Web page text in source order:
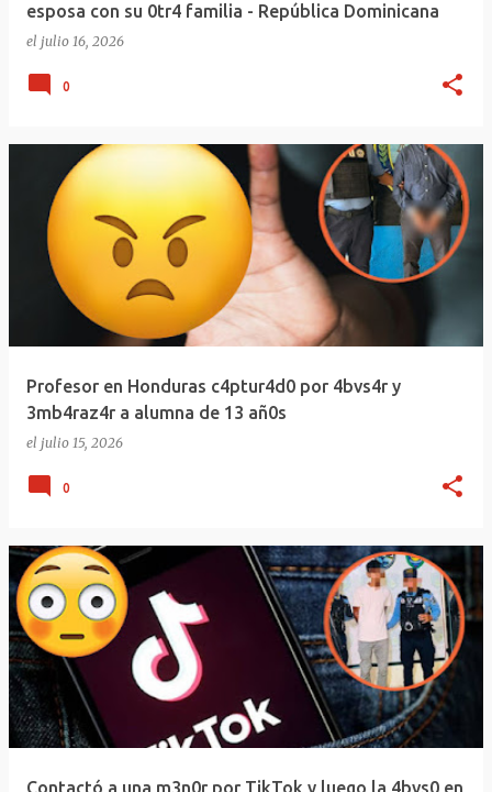
esposa con su 0tr4 familia - República Dominicana
el julio 16, 2026
0
Profesor en Honduras c4ptur4d0 por 4bvs4r y
3mb4raz4r a alumna de 13 añ0s
el julio 15, 2026
0
Contactó a una m3n0r por TikTok y luego la 4bvs0 en